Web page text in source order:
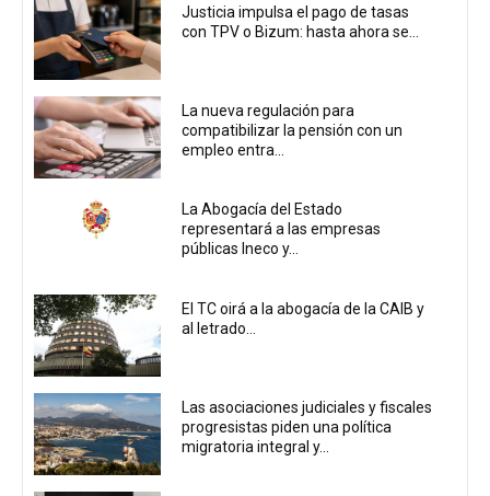
Justicia impulsa el pago de tasas
con TPV o Bizum: hasta ahora se...
La nueva regulación para
compatibilizar la pensión con un
empleo entra...
La Abogacía del Estado
representará a las empresas
públicas Ineco y...
El TC oirá a la abogacía de la CAIB y
al letrado...
Las asociaciones judiciales y fiscales
progresistas piden una política
migratoria integral y...